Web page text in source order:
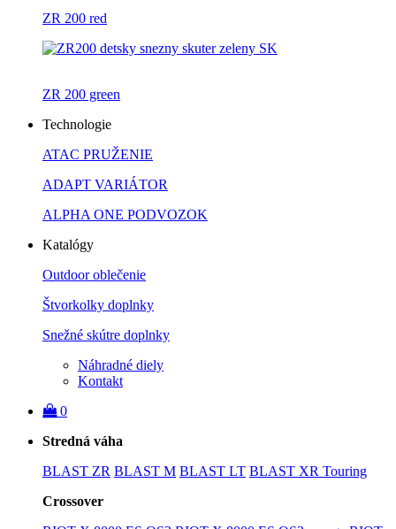
ZR 200 red
ZR 200 green
Technologie
ATAC PRUŽENIE
ADAPT VARIÁTOR
ALPHA ONE PODVOZOK
Katalógy
Outdoor oblečenie
Štvorkolky doplnky
Snežné skútre doplnky
Náhradné diely
Kontakt
0
Stredná váha
BLAST ZR BLAST M BLAST LT BLAST XR Touring
Crossover